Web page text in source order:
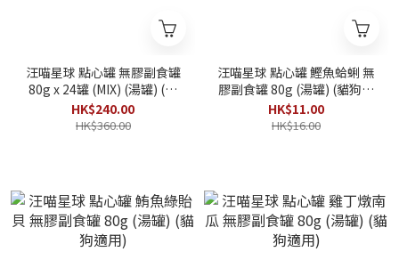
汪喵星球 點心罐 無膠副食罐
80g x 24罐 (MIX) (湯罐) (貓
狗適用)
HK$240.00
HK$360.00
汪喵星球 點心罐 鰹魚蛤蜊 無
膠副食罐 80g (湯罐) (貓狗適
用)
HK$11.00
HK$16.00